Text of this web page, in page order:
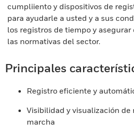
cumpliiento y dispositivos de
para ayudarle a usted y a sus
los registros de tiempo y
las normativas del sector.
Principales
Registro eficiente y
Visibilidad y visualización de
marcha